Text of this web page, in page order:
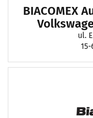
BIACOMEX
ul.